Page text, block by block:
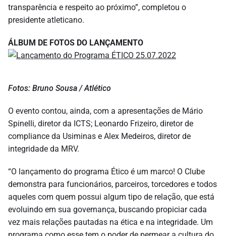
transparência e respeito ao próximo”, completou o
presidente atleticano.
ÁLBUM DE FOTOS DO LANÇAMENTO
Fotos: Bruno Sousa / Atlético
O evento contou, ainda, com a apresentações de Mário
Spinelli, diretor da ICTS; Leonardo Frizeiro, diretor de
compliance da Usiminas e Alex Medeiros, diretor de
integridade da MRV.
“O lançamento do programa Ético é um marco! O Clube
demonstra para funcionários, parceiros, torcedores e todos
aqueles com quem possui algum tipo de relação, que está
evoluindo em sua governança, buscando propiciar cada
vez mais relações pautadas na ética e na integridade. Um